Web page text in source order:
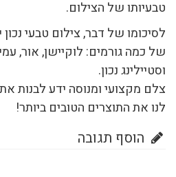
טבעיותו של הצילום.
לסיכומו של דבר, צילום טבעי נכון
של כמה גורמים: לוקיישן, אור,
וסטיילינג נכון.
צלם מקצועי ומנוסה ידע לבנות
לנו את התוצרים הטובים ביותר!
הוסף תגובה